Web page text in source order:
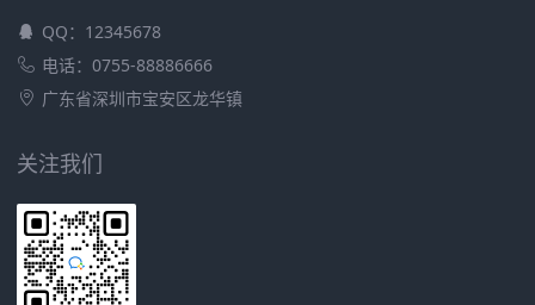
QQ：12345678
电话：0755-88886666
广东省深圳市宝安区龙华镇
关注我们